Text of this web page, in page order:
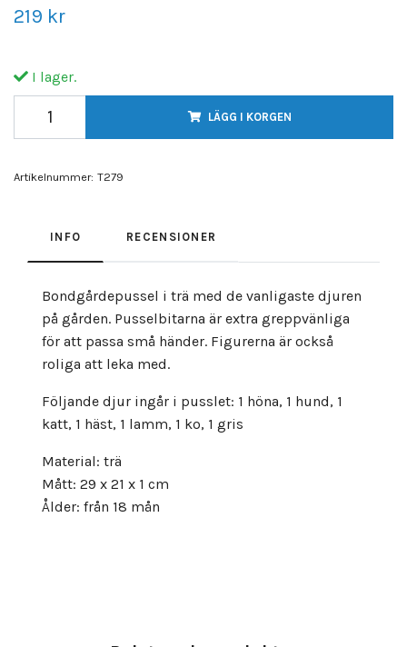
219 kr
I lager.
LÄGG I KORGEN
Artikelnummer: T279
INFO RECENSIONER
Bondgårdepussel i trä med de vanligaste djuren
på gården. Pusselbitarna är extra greppvänliga
för att passa små händer. Figurerna är också
roliga att leka med.
Följande djur ingår i pusslet: 1 höna, 1 hund, 1
katt, 1 häst, 1 lamm, 1 ko, 1 gris
Material: trä
Mått: 29 x 21 x 1 cm
Ålder: från 18 mån